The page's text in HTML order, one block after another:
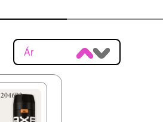
Ár